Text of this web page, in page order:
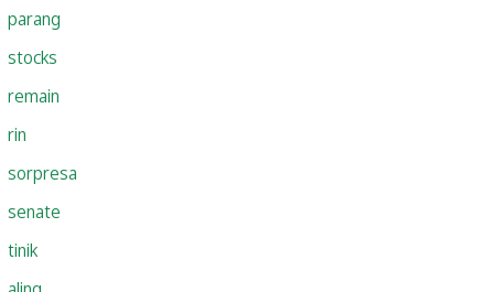
parang
stocks
remain
rin
sorpresa
senate
tinik